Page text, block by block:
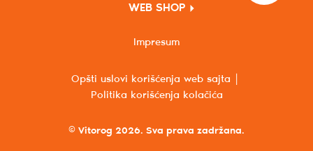
WEB SHOP
© Vitorog 2026. Sva prava zadržana.
Opšti uslovi korišćenja web sajta
Politika korišćenja kolačića
Impresum